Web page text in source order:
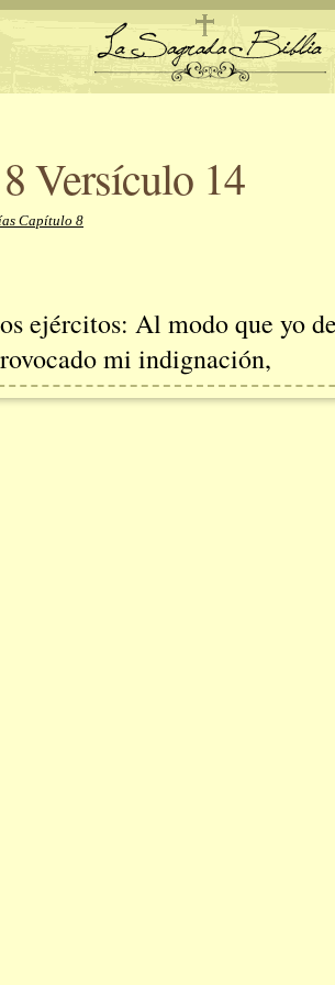
Versículo 14
Capítulo 8
ejércitos: Al modo que yo
mi indignación,